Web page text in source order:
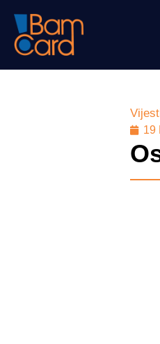
19